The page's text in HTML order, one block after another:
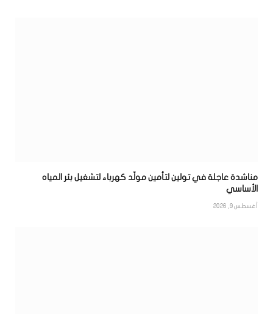
مناشدة عاجلة في تولين لتأمين مولّد كهرباء لتشغيل بئر المياه
الأساسي
أغسطس 9, 2026